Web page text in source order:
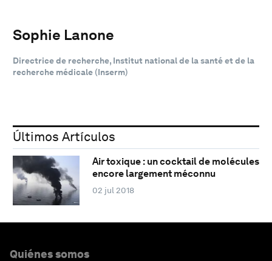
Sophie Lanone
Directrice de recherche, Institut national de la santé et de la
recherche médicale (Inserm)
Últimos Artículos
Air toxique : un cocktail de molécules
encore largement méconnu
02 jul 2018
Quiénes somos